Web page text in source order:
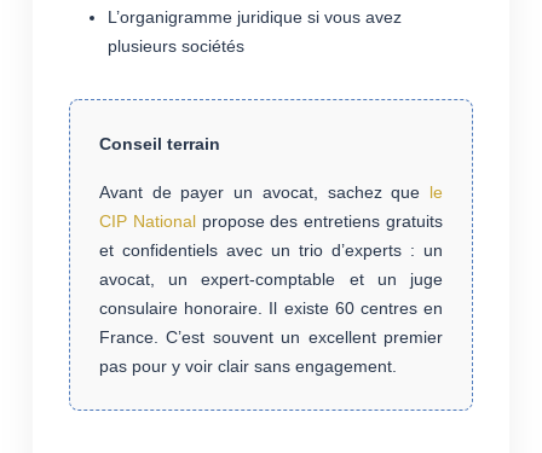
L’organigramme juridique si vous avez
plusieurs sociétés
Conseil terrain
Avant de payer un avocat, sachez que le
CIP Nationalpropose des entretiens gratuits
et confidentiels avec un trio d’experts : un
avocat, un expert-comptable et un juge
consulaire honoraire. Il existe 60 centres en
France. C’est souvent un excellent premier
pas pour y voir clair sans engagement.